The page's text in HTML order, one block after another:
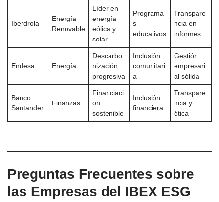
Iberdrola
Energía
Renovable
Líder en
energía
eólica y
solar
Programa
s
educativos
Transpare
ncia en
informes
Endesa Energía
Descarbo
nización
progresiva
Inclusión
comunitari
a
Gestión
empresari
al sólida
Banco
Santander
Finanzas
Financiaci
ón
sostenible
Inclusión
financiera
Transpare
ncia y
ética
Preguntas Frecuentes sobre
las Empresas del IBEX ESG